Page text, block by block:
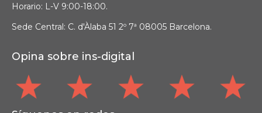
Horario: L-V 9:00-18:00.
Sede Central: C. d'Àlaba 51 2º 7ª 08005 Barcelona.
Opina sobre ins-digital